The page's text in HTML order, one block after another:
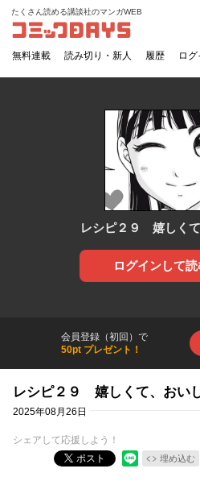
コミックDAYS
たくさん読める講談社のマンガWEB
無料連載 読み切り・新人 履歴 ロ
レシピ２９ 嬉しく
ログインして
会員登録（初回）で
50pt プレゼント！
レシピ２９ 嬉しくて、おい
2025年08月26日
シェアして応援しよう！
ポスト
埋め込む